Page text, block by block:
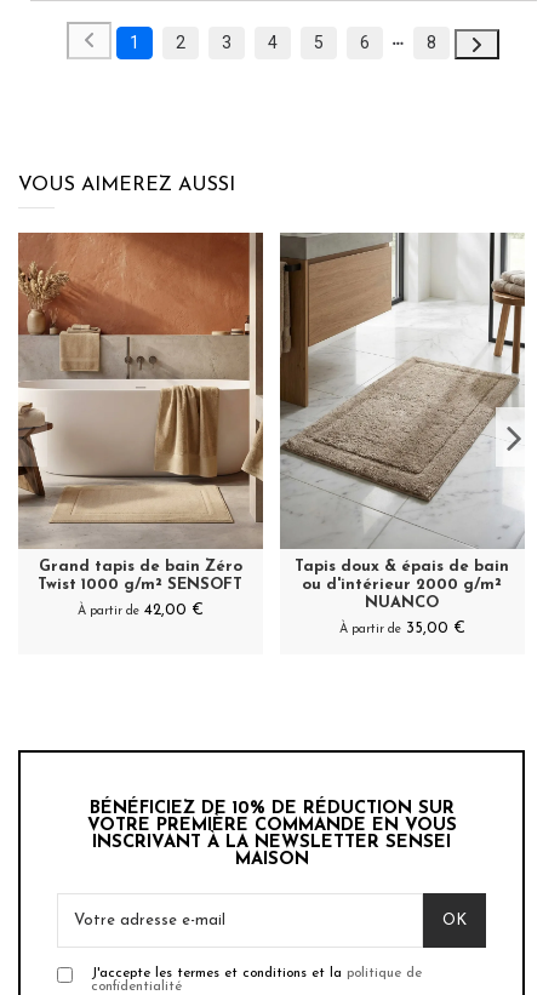
1 2 3 4 5 6 8
VOUS AIMEREZ AUSSI
Grand tapis de bain Zéro
Twist 1000 g/m² SENSOFT
À partir de42,00 €
Tapis doux & épais de bain
ou d'intérieur 2000 g/m²
NUANCO
À partir de35,00 €
BÉNÉFICIEZ DE 10% DE RÉDUCTION SUR
VOTRE PREMIÈRE COMMANDE EN VOUS
INSCRIVANT À LA NEWSLETTER SENSEI
MAISON
J'accepte les termes et conditions et la politique de
confidentialité